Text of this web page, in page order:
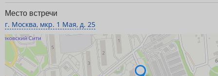
Место встречи
г. Москва, мкр. 1 Мая, д. 25